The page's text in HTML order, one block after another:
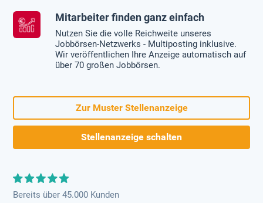
Mitarbeiter finden ganz einfach
Nutzen Sie die volle Reichweite unseres
Jobbörsen-Netzwerks - Multiposting inklusive.
Wir veröffentlichen Ihre Anzeige automatisch auf
über 70 großen Jobbörsen.
Zur Muster Stellenanzeige
Stellenanzeige schalten
Bereits über 45.000 Kunden